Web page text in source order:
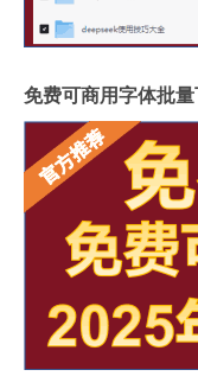
免费可商用字体批